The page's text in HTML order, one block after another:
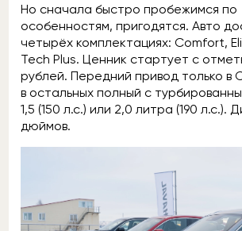
Но сначала быстро пробежимся по
особенностям, пригодятся. Авто
четырёх комплектациях: Comfort,
Tech Plus. Ценник стартует с
рублей. Передний привод только в
в остальных полный с
1,5 (150 л.с.) или 2,0 литра (190 л.с.).
дюймов.